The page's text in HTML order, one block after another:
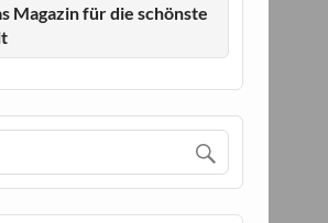
Magazin für die schönste